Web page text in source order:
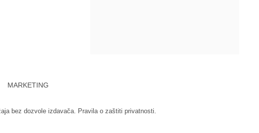
MARKETING
bez dozvole izdavača. Pravila o zaštiti privatnosti.